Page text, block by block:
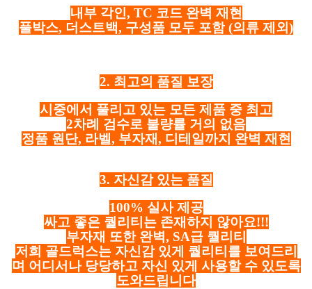
내부 각인, TC 코드 완벽 재현
풀박스, 더스트백, 구성품 모두 포함 (의류 제외)
2. 최고의 품질 보장
시중에서 풀리고 있는 모든 제품 중 최고
2차례 검수로 불량률 거의 없음
정품 원단, 라벨, 부자재, 디테일까지 완벽 재현
3. 자신감 있는 품질
100% 실사 제공
싸고 좋은 퀄리티는 존재하지 않아요!!!
부자재 또한 완벽, SA급 퀄리티
저희 골드럭스는 자신감 있게 퀄리티를 보여드리
며 어디서나 당당하고 자신 있게 사용할 수 있도록
도와드립니다